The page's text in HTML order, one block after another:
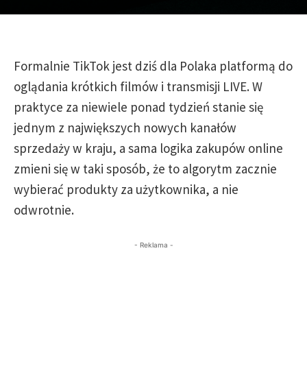
Formalnie TikTok jest dziś dla Polaka platformą do
oglądania krótkich filmów i transmisji LIVE. W
praktyce za niewiele ponad tydzień stanie się
jednym z największych nowych kanałów
sprzedaży w kraju, a sama logika zakupów online
zmieni się w taki sposób, że to algorytm zacznie
wybierać produkty za użytkownika, a nie
odwrotnie.
- Reklama -